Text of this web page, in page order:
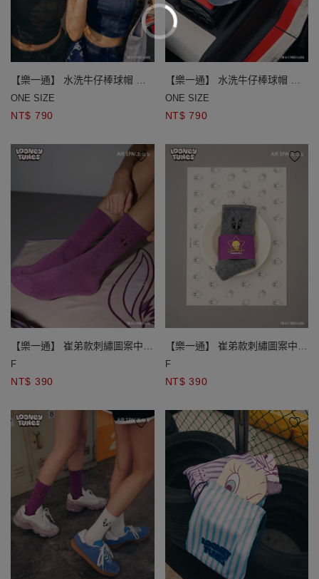
【樂一通】 水洗牛仔棒球帽 抽
鬚貼布繡款/貼鑽款
ONE SIZE
NT$ 790
【樂一通】 水洗牛仔棒球帽 抽
鬚貼布繡款/貼鑽款
ONE SIZE
NT$ 790
【樂一通】 崔弟款刺繡圖案中筒
襪
F
NT$ 390
【樂一通】 崔弟款刺繡圖案中筒
襪
F
NT$ 390